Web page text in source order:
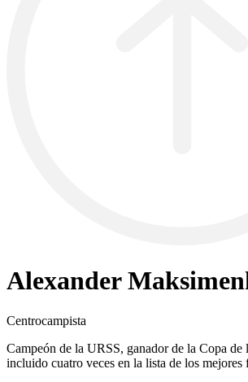
Alexander
Centrocampista
Campeón de la URSS, ganador de la Copa de
incluido cuatro veces en la lista de los mejores